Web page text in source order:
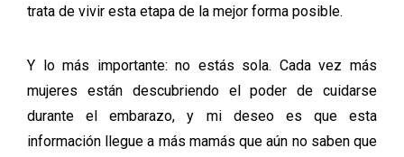
trata de vivir esta etapa de la mejor forma posible.
Y lo más importante: no estás sola. Cada vez más
mujeres están descubriendo el poder de cuidarse
durante el embarazo, y mi deseo es que esta
información llegue a más mamás que aún no saben que